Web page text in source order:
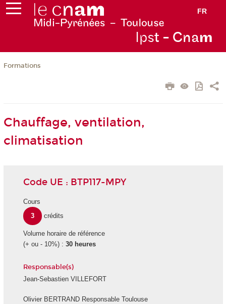
FR
Ipst - Cnam
Formations
Chauffage, ventilation,
climatisation
Code UE : BTP117-MPY
Cours
3
crédits
Volume horaire de référence
(+ ou - 10%) : 30 heures
Responsable(s)
Jean-Sebastien VILLEFORT
Olivier BERTRAND Responsable Toulouse